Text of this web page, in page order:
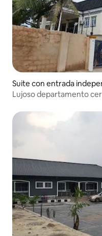
Suite con entrada
Lujoso departamento